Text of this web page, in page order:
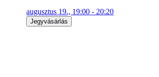
augusztus 19., 19:00 - 20:20
Jegyvásárlás